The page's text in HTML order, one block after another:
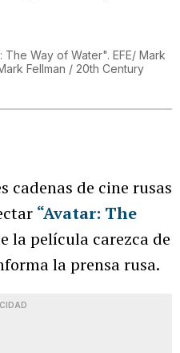
Way of Water". EFE/ Mark
Fellman / 20th Century
cadenas de cine rusas
“Avatar: The
la película carezca de
la prensa rusa.